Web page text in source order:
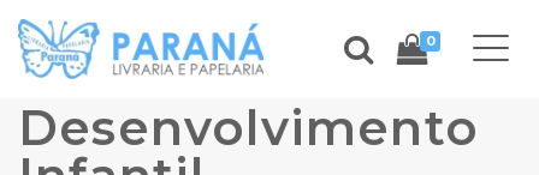
0
Desenvolvimento